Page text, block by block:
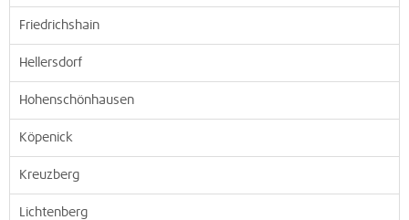
Friedrichshain
Hellersdorf
Hohenschönhausen
Köpenick
Kreuzberg
Lichtenberg